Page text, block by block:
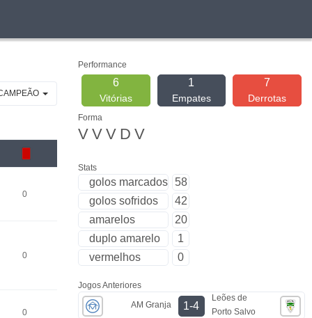
0
0
0
Performance
6
Vitórias
1
Empates
7
Derrotas
Forma
V V V D V
Stats
golos marcados
58
golos sofridos
42
amarelos
20
duplo amarelo
1
vermelhos
0
Jogos Anteriores
AM Granja
1-4
Leões de
Porto Salvo